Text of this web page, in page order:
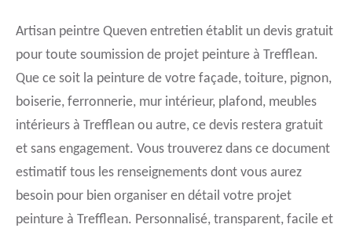
Artisan peintre Queven entretien établit un devis gratuit
pour toute soumission de projet peinture à Trefflean.
Que ce soit la peinture de votre façade, toiture, pignon,
boiserie, ferronnerie, mur intérieur, plafond, meubles
intérieurs à Trefflean ou autre, ce devis restera gratuit
et sans engagement. Vous trouverez dans ce document
estimatif tous les renseignements dont vous aurez
besoin pour bien organiser en détail votre projet
peinture à Trefflean. Personnalisé, transparent, facile et